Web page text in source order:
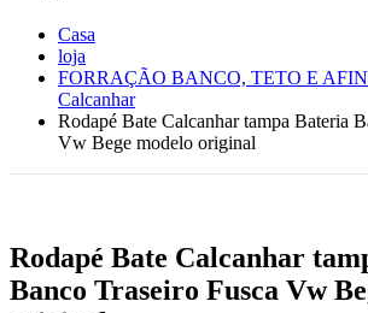
Casa
loja
FORRAÇÃO BANCO, TETO E
Calcanhar
Rodapé Bate Calcanhar tampa Bateria
Vw Bege modelo original
Rodapé Bate Calcanhar
Banco Traseiro Fusca Vw